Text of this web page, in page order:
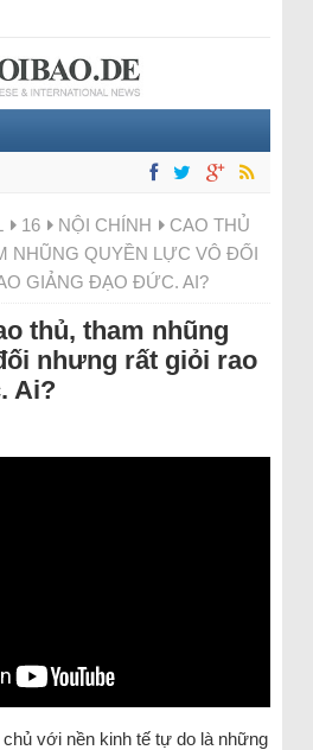
16 NỘI CHÍNH
CAO THỦ
NHŨNG QUYỀN LỰC VÔ ĐỐI
GIẢNG ĐẠO ĐỨC. AI?
thủ, tham nhũng
nhưng rất giỏi rao
Ai?
với nền kinh tế tự do là những